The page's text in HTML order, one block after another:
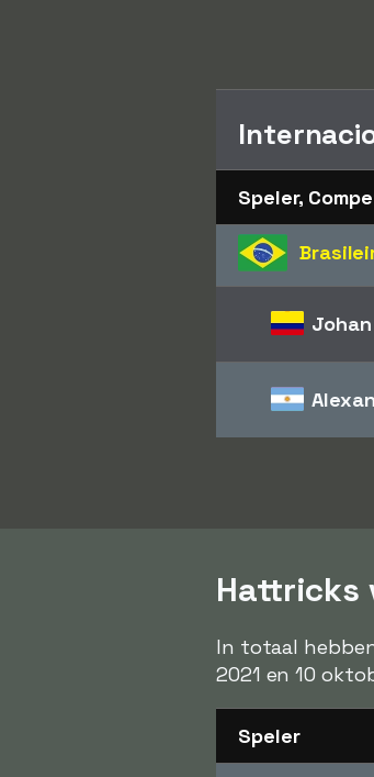
Speler,
Hattricks
In totaal
2021 en 10
Speler